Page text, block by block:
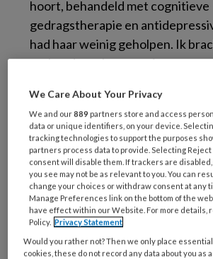
hoort, behandeld met cognitieve
gedragstherapie en
had haar weinig geholpen. Ik
verband met haar moeite greep
kreeg door dat je leven een
jou wordt verteld, en niet een
Else de Haan vraagt zich af (zie
ingezonden stuk in Kind en
van september 2018) of je zo
angststoornissen en de
mag kijken. Kunnen symptomen
bovenbouw zijn en is er
We Care About Your Privacy
We and our889 partners store and access
data or unique identifiers, on your device.
tracking technologies to support the purposes
partners process data to provide. Selecting
consent will disable them. If trackers are
you see may not be as relevant to you. You can
change your choices or withdraw consent at any
Manage Preferences link on the bottom of the
have effect within our Website. For more details,
Policy. Privacy Statement
Would you rather not? Then we only place
cookies, these do not record any data about you as